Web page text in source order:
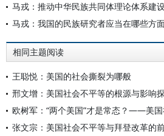
马戎：推动中华民族共同体理论体系建
马戎：我国的民族研究者应当在哪些方
相同主题阅读
王聪悦：美国的社会撕裂为哪般
邢文增：美国社会不平等的根源与影响
欧树军：“两个美国”才是常态？——美
张文宗：美国社会不平等与拜登改革的